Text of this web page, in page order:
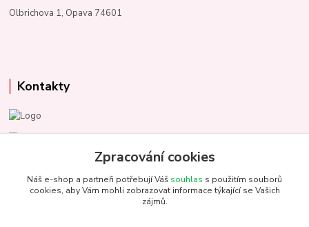
Olbrichova 1, Opava 74601
Kontakty
Marcela Kupková
+420 731 153 484
info@unezbednychklubicek.cz
Zpracování cookies
Náš e-shop a partneři potřebují Váš souhlas s použitím souborů
cookies, aby Vám mohli zobrazovat informace týkající se Vašich
zájmů.